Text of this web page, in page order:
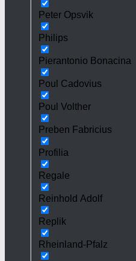
Peter Opsvik
Philips
Pierantonio Bonacina
Poul Cadovius
Poul Volther
Preben Fabricius
Profilia
Regale
Reinhold Adolf
Replik
Rheinland-Pfalz